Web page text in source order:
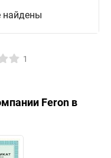
найдены
1
Feron в